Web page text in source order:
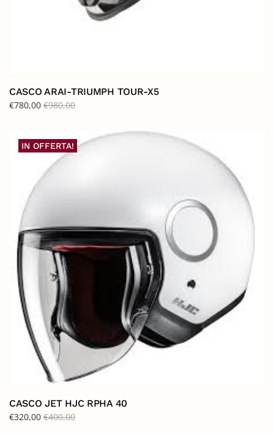
CASCO ARAI-TRIUMPH TOUR-X5
€780,00 €980,00
IN OFFERTA!
CASCO JET HJC RPHA 40
€320,00 €400,00